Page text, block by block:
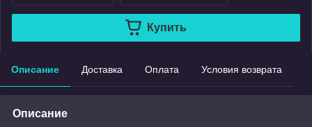
Купить
Описание Доставка Оплата Условия возврата
Описание